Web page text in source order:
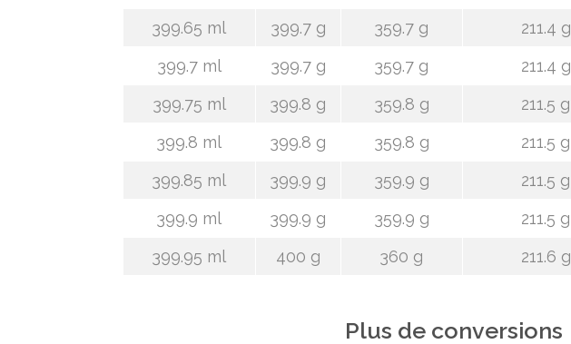
399.65 ml
399.7 g 359.7 g 211.4 g
399.7 ml
399.7 g 359.7 g 211.4 g
399.75 ml
399.8 g 359.8 g 211.5 g
399.8 ml
399.8 g 359.8 g 211.5 g
399.85 ml
399.9 g 359.9 g 211.5 g
399.9 ml
399.9 g 359.9 g 211.5 g
399.95 ml
400 g 360 g 211.6 g
Plus de conversions